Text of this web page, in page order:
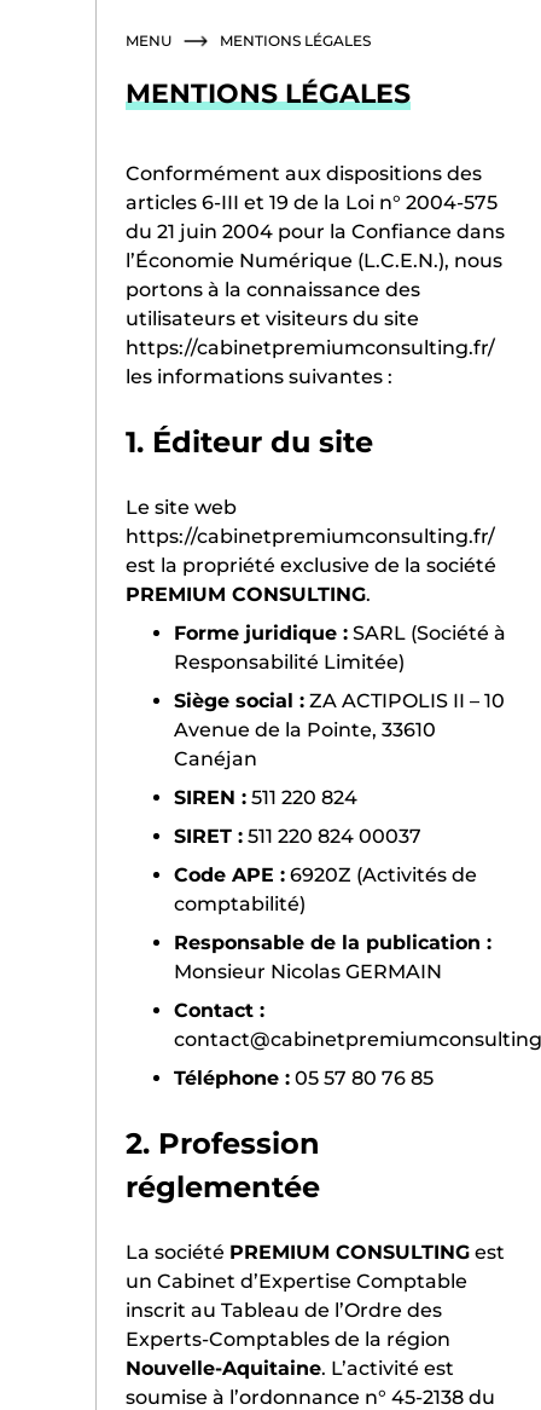
MENU MENTIONS LÉGALES
MENTIONS LÉGALES
Conformément aux dispositions des
articles 6-III et 19 de la Loi n° 2004-575
du 21 juin 2004 pour la Confiance dans
l’Économie Numérique (L.C.E.N.), nous
portons à la connaissance des
utilisateurs et visiteurs du site
https://cabinetpremiumconsulting.fr/
les informations suivantes :
1. Éditeur du site
Le site web
https://cabinetpremiumconsulting.fr/
est la propriété exclusive de la société
PREMIUM CONSULTING.
Forme juridique : SARL (Société à
Responsabilité Limitée)
Siège social : ZA ACTIPOLIS II – 10
Avenue de la Pointe, 33610
Canéjan
SIREN : 511 220 824
SIRET : 511 220 824 00037
Code APE : 6920Z (Activités de
comptabilité)
Responsable de la publication :
Monsieur Nicolas GERMAIN
Contact :
Téléphone : 05 57 80 76 85
2. Profession
réglementée
La société PREMIUM CONSULTING est
un Cabinet d’Expertise Comptable
inscrit au Tableau de l’Ordre des
Experts-Comptables de la région
Nouvelle-Aquitaine. L’activité est
soumise à l’ordonnance n° 45-2138 du